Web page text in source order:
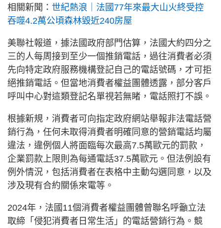
相關新聞： 世紀熱浪｜法國77年來最大山火終受控
吞噬4.2萬公頃森林毀近240房屋
美聯社報道，據法國政府部門估算，法國大約四分之
三的人每周接到至少一個推銷電話，過往消費者必須
先向特定政府服務機構登記自己的電話號碼，才可拒
絕推銷電話。但當地消費者權益團體透露，部分客戶
呼叫中心對這類登記名單視若無睹，電話照打不誤。
根據新規，消費者可向指定政府網站舉報非法電話營
銷行為，任何未取得消費者明確同意的營銷電話均屬
違法，違例個人將面臨每次最高7.5萬歐元的罰款，
企業罰款上限則為每通電話37.5萬歐元。但法例設有
例外情況，包括消費者在表格中主動勾選同意，以及
涉及現有合約關係來電等。
2024年，法國11個消費者權益團體曾聯名呼籲立法
取締「侵犯消費者日常生活」的電話營銷行為。競